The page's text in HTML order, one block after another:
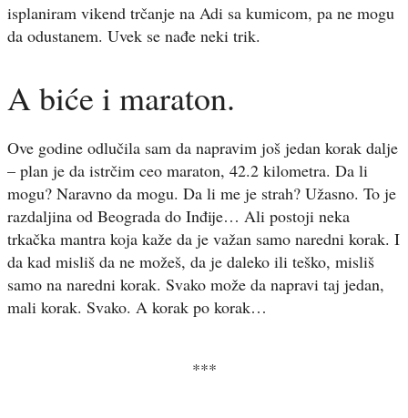
isplaniram vikend trčanje na Adi sa kumicom, pa ne mogu
da odustanem. Uvek se nađe neki trik.
A biće i maraton.
Ove godine odlučila sam da napravim još jedan korak dalje
– plan je da istrčim ceo maraton, 42.2 kilometra. Da li
mogu? Naravno da mogu. Da li me je strah? Užasno. To je
razdaljina od Beograda do Inđije… Ali postoji neka
trkačka mantra koja kaže da je važan samo naredni korak. I
da kad misliš da ne možeš, da je daleko ili teško, misliš
samo na naredni korak. Svako može da napravi taj jedan,
mali korak. Svako. A korak po korak…
***